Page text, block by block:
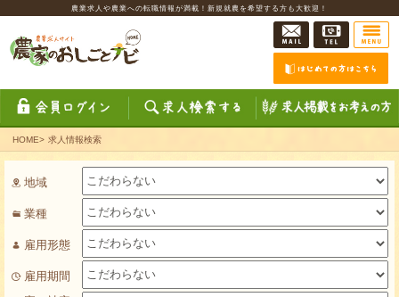
農業求人や農業への転職情報が満載！新規就農を希望する方も大歓迎！
HOME> 求人情報検索
地域
業種
雇用形態
雇用期間